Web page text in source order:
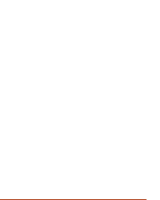
cm. ποσότητα